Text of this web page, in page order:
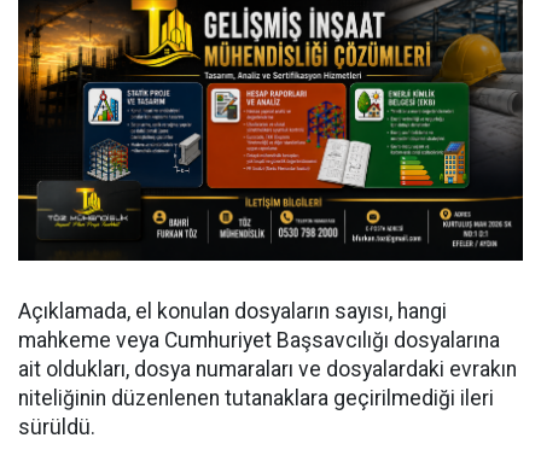
Açıklamada, el konulan dosyaların sayısı, hangi
mahkeme veya Cumhuriyet Başsavcılığı dosyalarına
ait oldukları, dosya numaraları ve dosyalardaki evrakın
niteliğinin düzenlenen tutanaklara geçirilmediği ileri
sürüldü.